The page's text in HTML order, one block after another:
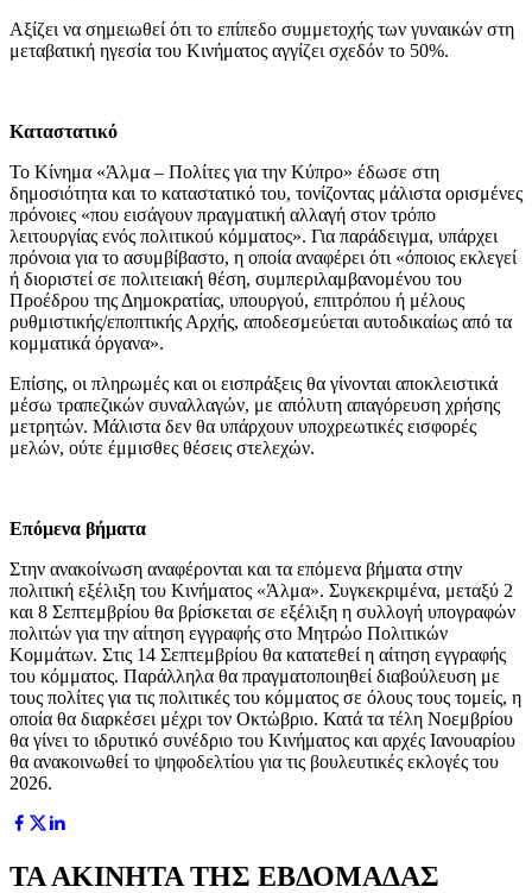
Αξίζει να σημειωθεί ότι το επίπεδο συμμετοχής των γυναικών στη
μεταβατική ηγεσία του Κινήματος αγγίζει σχεδόν το 50%.
Καταστατικό
Το Κίνημα «Άλμα – Πολίτες για την Κύπρο» έδωσε στη
δημοσιότητα και το καταστατικό του, τονίζοντας μάλιστα ορισμένες
πρόνοιες «που εισάγουν πραγματική αλλαγή στον τρόπο
λειτουργίας ενός πολιτικού κόμματος». Για παράδειγμα, υπάρχει
πρόνοια για το ασυμβίβαστο, η οποία αναφέρει ότι «όποιος εκλεγεί
ή διοριστεί σε πολιτειακή θέση, συμπεριλαμβανομένου του
Προέδρου της Δημοκρατίας, υπουργού, επιτρόπου ή μέλους
ρυθμιστικής/εποπτικής Αρχής, αποδεσμεύεται αυτοδικαίως από τα
κομματικά όργανα».
Επίσης, οι πληρωμές και οι εισπράξεις θα γίνονται αποκλειστικά
μέσω τραπεζικών συναλλαγών, με απόλυτη απαγόρευση χρήσης
μετρητών. Μάλιστα δεν θα υπάρχουν υποχρεωτικές εισφορές
μελών, ούτε έμμισθες θέσεις στελεχών.
Επόμενα βήματα
Στην ανακοίνωση αναφέρονται και τα επόμενα βήματα στην
πολιτική εξέλιξη του Κινήματος «Άλμα». Συγκεκριμένα, μεταξύ 2
και 8 Σεπτεμβρίου θα βρίσκεται σε εξέλιξη η συλλογή υπογραφών
πολιτών για την αίτηση εγγραφής στο Μητρώο Πολιτικών
Κομμάτων. Στις 14 Σεπτεμβρίου θα κατατεθεί η αίτηση εγγραφής
του κόμματος. Παράλληλα θα πραγματοποιηθεί διαβούλευση με
τους πολίτες για τις πολιτικές του κόμματος σε όλους τους τομείς, η
οποία θα διαρκέσει μέχρι τον Οκτώβριο. Κατά τα τέλη Νοεμβρίου
θα γίνει το ιδρυτικό συνέδριο του Κινήματος και αρχές Ιανουαρίου
θα ανακοινωθεί το ψηφοδελτίου για τις βουλευτικές εκλογές του
2026.
ΤΑ ΑΚΙΝΗΤΑ ΤΗΣ ΕΒΔΟΜΑΔΑΣ